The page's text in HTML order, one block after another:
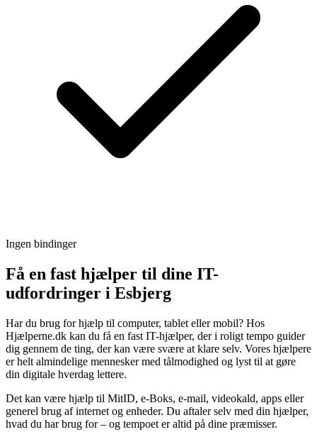
Ingen bindinger
Få en fast hjælper til dine IT-
udfordringer i Esbjerg
Har du brug for hjælp til computer, tablet eller mobil? Hos
Hjælperne.dk kan du få en fast IT-hjælper, der i roligt tempo guider
dig gennem de ting, der kan være svære at klare selv. Vores hjælpere
er helt almindelige mennesker med tålmodighed og lyst til at gøre
din digitale hverdag lettere.
Det kan være hjælp til MitID, e-Boks, e-mail, videokald, apps eller
generel brug af internet og enheder. Du aftaler selv med din hjælper,
hvad du har brug for – og tempoet er altid på dine præmisser.